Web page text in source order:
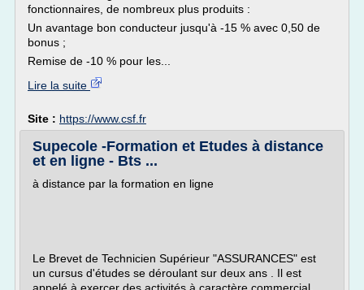
fonctionnaires, de nombreux plus produits :
Un avantage bon conducteur jusqu'à -15 % avec 0,50 de
bonus ;
Remise de -10 % pour les...
Lire la suite
Site : https://www.csf.fr
Supecole -Formation et Etudes à distance
et en ligne - Bts ...
à distance par la formation en ligne
Le Brevet de Technicien Supérieur "ASSURANCES" est
un cursus d'études se déroulant sur deux ans . Il est